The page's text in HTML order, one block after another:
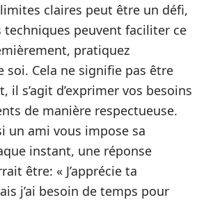
claires peut être un défi,
techniques peuvent faciliter ce
pratiquez
soi. Cela ne signifie pas être
il s’agit d’exprimer vos besoins
de manière respectueuse.
un ami vous impose sa
instant, une réponse
être: « J’apprécie ta
j’ai besoin de temps pour